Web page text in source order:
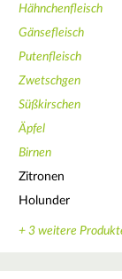
Hähnchenfleisch
Gänsefleisch
Putenfleisch
Zwetschgen
Süßkirschen
Äpfel
Birnen
Zitronen
Holunder
+ 3 weitere